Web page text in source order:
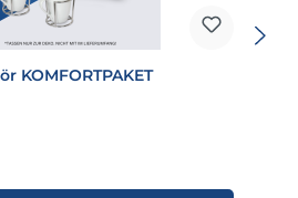
KOMFORTPAKET